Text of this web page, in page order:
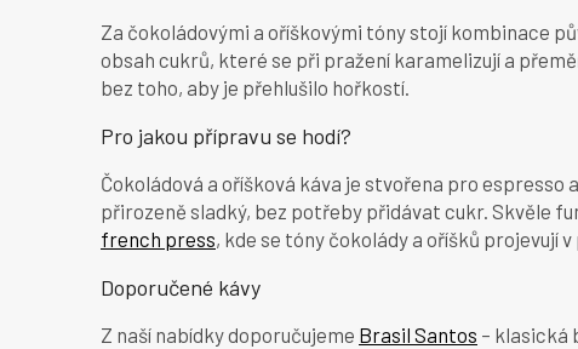
Za čokoládovými a oříškovými tóny stojí kombinace
obsah cukrů, které se při pražení karamelizují a
bez toho, aby je přehlušilo hořkostí.
Pro jakou přípravu se hodí?
Čokoládová a oříšková káva je stvořena pro
přirozeně sladký, bez potřeby přidávat cukr. Skvěle
french press, kde se tóny čokolády a oříšků projevují
Doporučené kávy
Z naší nabídky doporučujeme Brasil Santos – klasická